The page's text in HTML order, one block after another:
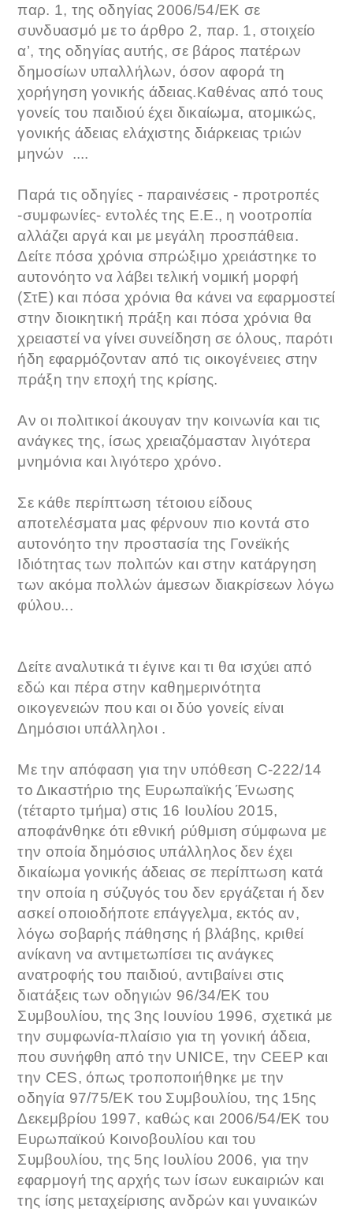
παρ. 1, της οδηγίας 2006/54/ΕΚ σε
συνδυασμό με το άρθρο 2, παρ. 1, στοιχείο
α’, της οδηγίας αυτής, σε βάρος πατέρων
δημοσίων υπαλλήλων, όσον αφορά τη
χορήγηση γονικής άδειας.Καθένας από τους
γονείς του παιδιού έχει δικαίωμα, ατομικώς,
γονικής άδειας ελάχιστης διάρκειας τριών
μηνών ....
Παρά τις οδηγίες - παραινέσεις - προτροπές
-συμφωνίες- εντολές της Ε.Ε., η νοοτροπία
αλλάζει αργά και με μεγάλη προσπάθεια.
Δείτε πόσα χρόνια σπρώξιμο χρειάστηκε το
αυτονόητο να λάβει τελική νομική μορφή
(ΣτΕ) και πόσα χρόνια θα κάνει να εφαρμοστεί
στην διοικητική πράξη και πόσα χρόνια θα
χρειαστεί να γίνει συνείδηση σε όλους, παρότι
ήδη εφαρμόζονταν από τις οικογένειες στην
πράξη την εποχή της κρίσης.
Αν οι πολιτικοί άκουγαν την κοινωνία και τις
ανάγκες της, ίσως χρειαζόμασταν λιγότερα
μνημόνια και λιγότερο χρόνο.
Σε κάθε περίπτωση τέτοιου είδους
αποτελέσματα μας φέρνουν πιο κοντά στο
αυτονόητο την προστασία της Γονεϊκής
Ιδιότητας των πολιτών και στην κατάργηση
των ακόμα πολλών άμεσων διακρίσεων λόγω
φύλου...
Δείτε αναλυτικά τι έγινε και τι θα ισχύει από
εδώ και πέρα στην καθημερινότητα
οικογενειών που και οι δύο γονείς είναι
Δημόσιοι υπάλληλοι .
Με την απόφαση για την υπόθεση C-222/14
το Δικαστήριο της Ευρωπαϊκής Ένωσης
(τέταρτο τμήμα) στις 16 Ιουλίου 2015,
αποφάνθηκε ότι εθνική ρύθμιση σύμφωνα με
την οποία δημόσιος υπάλληλος δεν έχει
δικαίωμα γονικής άδειας σε περίπτωση κατά
την οποία η σύζυγός του δεν εργάζεται ή δεν
ασκεί οποιοδήποτε επάγγελμα, εκτός αν,
λόγω σοβαρής πάθησης ή βλάβης, κριθεί
ανίκανη να αντιμετωπίσει τις ανάγκες
ανατροφής του παιδιού, αντιβαίνει στις
διατάξεις των οδηγιών 96/34/ΕΚ του
Συμβουλίου, της 3ης Ιουνίου 1996, σχετικά με
την συμφωνία-πλαίσιο για τη γονική άδεια,
που συνήφθη από την UNICE, την CEEP και
την CES, όπως τροποποιήθηκε με την
οδηγία 97/75/ΕΚ του Συμβουλίου, της 15ης
Δεκεμβρίου 1997, καθώς και 2006/54/ΕΚ του
Ευρωπαϊκού Κοινοβουλίου και του
Συμβουλίου, της 5ης Ιουλίου 2006, για την
εφαρμογή της αρχής των ίσων ευκαιριών και
της ίσης μεταχείρισης ανδρών και γυναικών